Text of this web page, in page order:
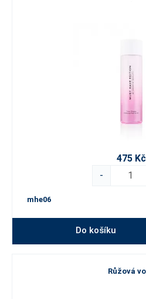
475 Kč
-
mhe06
Do košíku
Růžová